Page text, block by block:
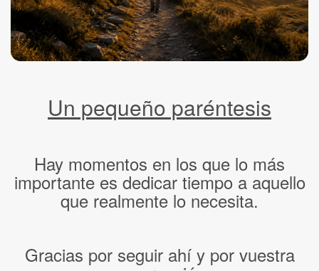
Un pequeño paréntesis
Hay momentos en los que lo más
importante es dedicar tiempo a aquello
que realmente lo necesita.
Gracias por seguir ahí y por vuestra